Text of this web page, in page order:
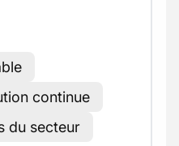
continue
du secteur